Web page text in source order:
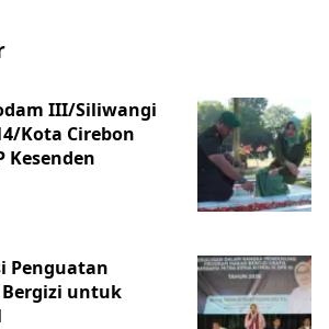
III/Siliwangi
Kota Cirebon
Kesenden
Penguatan
untuk